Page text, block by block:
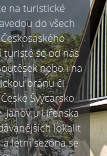
na turistické
do všech
turisté se od nás
nebo i na
bránu či
Švýcarsko
Janov u Hřenska
lokalit
a letní sezóna se